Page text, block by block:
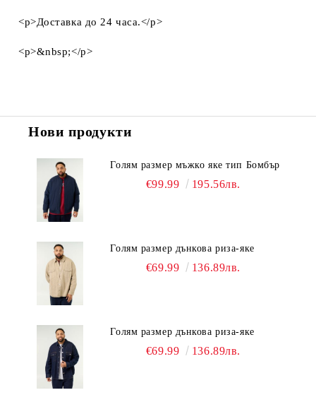
<p>Доставка до 24 часа.</p>
<p>&nbsp;</p>
Нови продукти
Голям размер мъжко яке тип Бомбър
€99.99 195.56лв.
Голям размер дънкова риза-яке
€69.99 136.89лв.
Голям размер дънкова риза-яке
€69.99 136.89лв.